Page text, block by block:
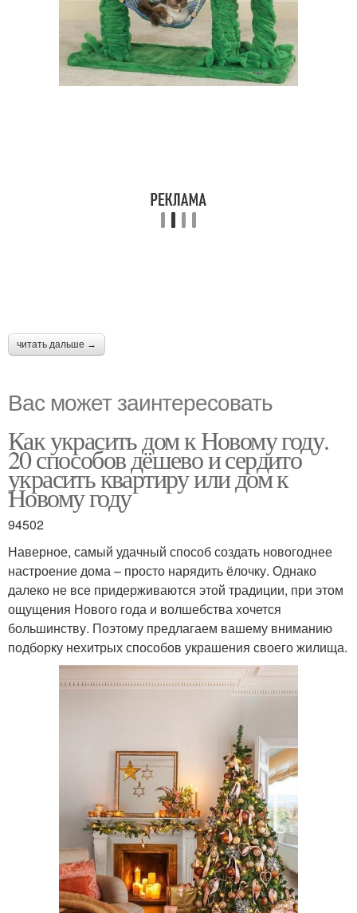
читать дальше →
Вас может заинтересовать
Как украсить дом к Новому году.
20 способов дёшево и сердито
украсить квартиру или дом к
Новому году
94502
Наверное, самый удачный способ создать новогоднее
настроение дома – просто нарядить ёлочку. Однако
далеко не все придерживаются этой традиции, при этом
ощущения Нового года и волшебства хочется
большинству. Поэтому предлагаем вашему вниманию
подборку нехитрых способов украшения своего жилища.